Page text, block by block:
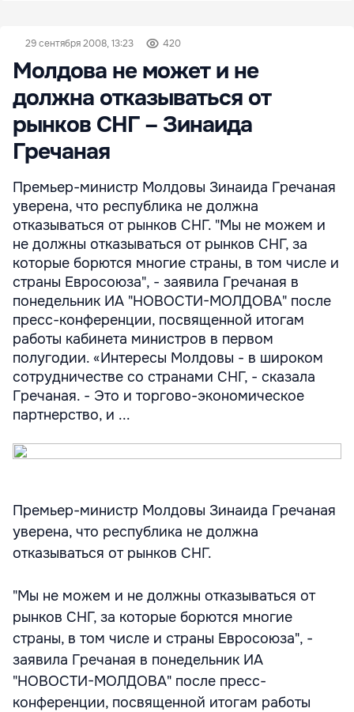
29 сентября 2008, 13:23 420
Молдова не может и не
должна отказываться от
рынков СНГ – Зинаида
Гречаная
Премьер-министр Молдовы Зинаида Гречаная
уверена, что республика не должна
отказываться от рынков СНГ. "Мы не можем и
не должны отказываться от рынков СНГ, за
которые борются многие страны, в том числе и
страны Евросоюза", - заявила Гречаная в
понедельник ИА "НОВОСТИ-МОЛДОВА" после
пресс-конференции, посвященной итогам
работы кабинета министров в первом
полугодии. «Интересы Молдовы - в широком
сотрудничестве со странами СНГ, - сказала
Гречаная. - Это и торгово-экономическое
партнерство, и ...
Премьер-министр Молдовы Зинаида Гречаная
уверена, что республика не должна
отказываться от рынков СНГ.
"Мы не можем и не должны отказываться от
рынков СНГ, за которые борются многие
страны, в том числе и страны Евросоюза", -
заявила Гречаная в понедельник ИА
"НОВОСТИ-МОЛДОВА" после пресс-
конференции, посвященной итогам работы